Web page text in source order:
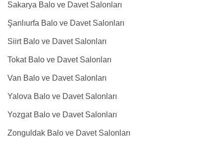
Sakarya Balo ve Davet Salonları
Şanlıurfa Balo ve Davet Salonları
Siirt Balo ve Davet Salonları
Tokat Balo ve Davet Salonları
Van Balo ve Davet Salonları
Yalova Balo ve Davet Salonları
Yozgat Balo ve Davet Salonları
Zonguldak Balo ve Davet Salonları